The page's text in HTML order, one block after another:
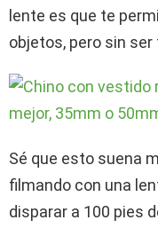
lente es que te
objetos, pero sin ser
Sé que esto suena
filmando con una
disparar a 100 pies